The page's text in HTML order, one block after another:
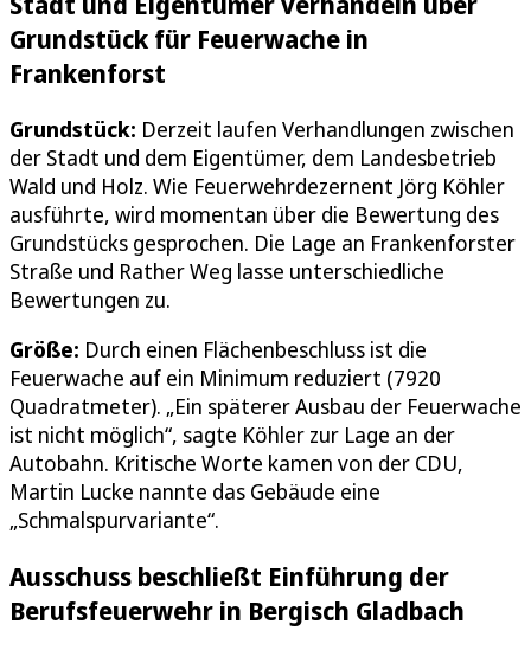
Grundstück für Feuerwache in
Frankenforst
Grundstück: Derzeit laufen Verhandlungen zwischen
der Stadt und dem Eigentümer, dem Landesbetrieb
Wald und Holz. Wie Feuerwehrdezernent Jörg Köhler
ausführte, wird momentan über die Bewertung des
Grundstücks gesprochen. Die Lage an Frankenforster
Straße und Rather Weg lasse unterschiedliche
Bewertungen zu.
Größe: Durch einen Flächenbeschluss ist die
Feuerwache auf ein Minimum reduziert (7920
Quadratmeter). „Ein späterer Ausbau der Feuerwache
ist nicht möglich“, sagte Köhler zur Lage an der
Autobahn. Kritische Worte kamen von der CDU,
Martin Lucke nannte das Gebäude eine
„Schmalspurvariante“.
Ausschuss beschließt Einführung der
Berufsfeuerwehr in Bergisch Gladbach